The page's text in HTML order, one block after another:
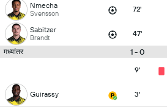
Nmecha
Svensson 72'
Sabitzer
Brandt 47'
मध्यांतर 1 - 0
9'
Guirassy 3'